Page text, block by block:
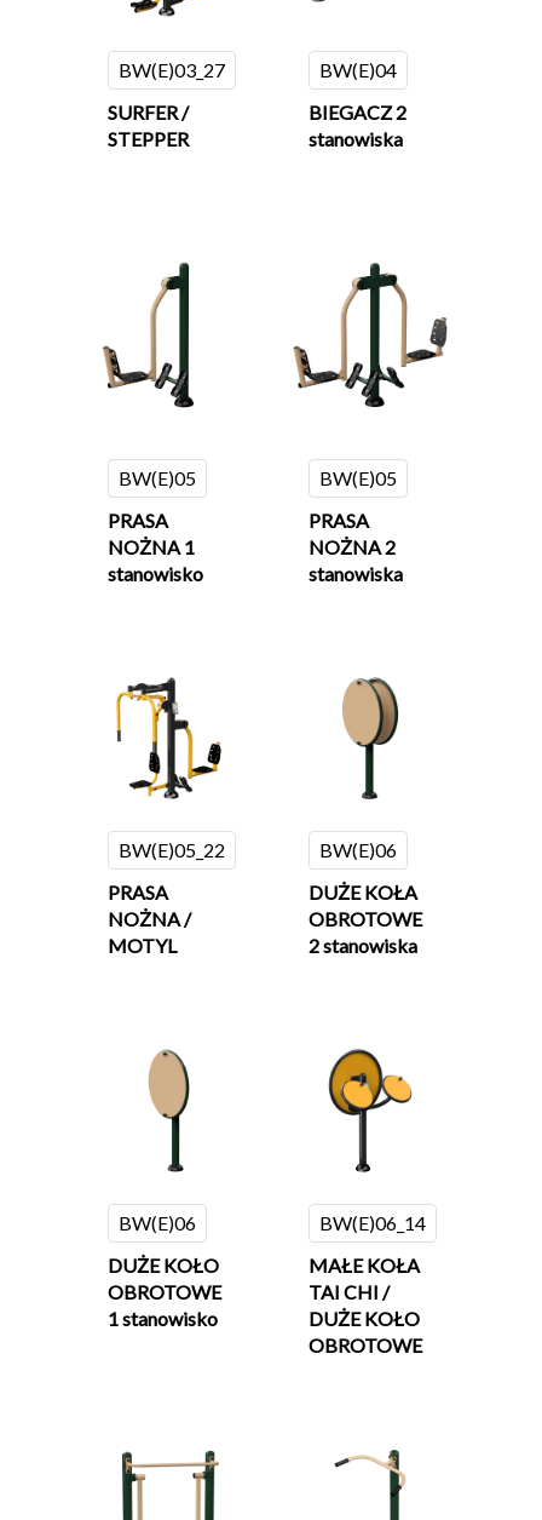
BW(E)03_27
SURFER /
STEPPER
BW(E)04
BIEGACZ 2
stanowiska
BW(E)05
PRASA
NOŻNA 1
stanowisko
BW(E)05
PRASA
NOŻNA 2
stanowiska
BW(E)05_22
PRASA
NOŻNA /
MOTYL
BW(E)06
DUŻE KOŁA
OBROTOWE
2 stanowiska
BW(E)06
DUŻE KOŁO
OBROTOWE
1 stanowisko
BW(E)06_14
MAŁE KOŁA
TAI CHI /
DUŻE KOŁO
OBROTOWE